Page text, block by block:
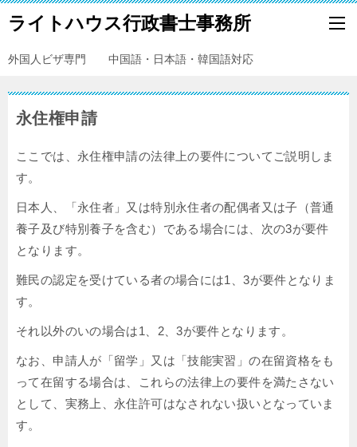
ライトハウス行政書士事務所
外国人ビザ専門 中国語・日本語・韓国語対応
永住権申請
ここでは、永住権申請の法律上の要件についてご説明しま
す。
日本人、「永住者」又は特別永住者の配偶者又は子（普通
養子及び特別養子を含む）である場合には、次の3が要件
となります。
難民の認定を受けている者の場合には1、3が要件となりま
す。
それ以外のいの場合は1、2、3が要件となります。
なお、申請人が「留学」又は「技能実習」の在留資格をも
って在留する場合は、これらの法律上の要件を満たさない
として、実務上、永住許可はなされない扱いとなっていま
す。